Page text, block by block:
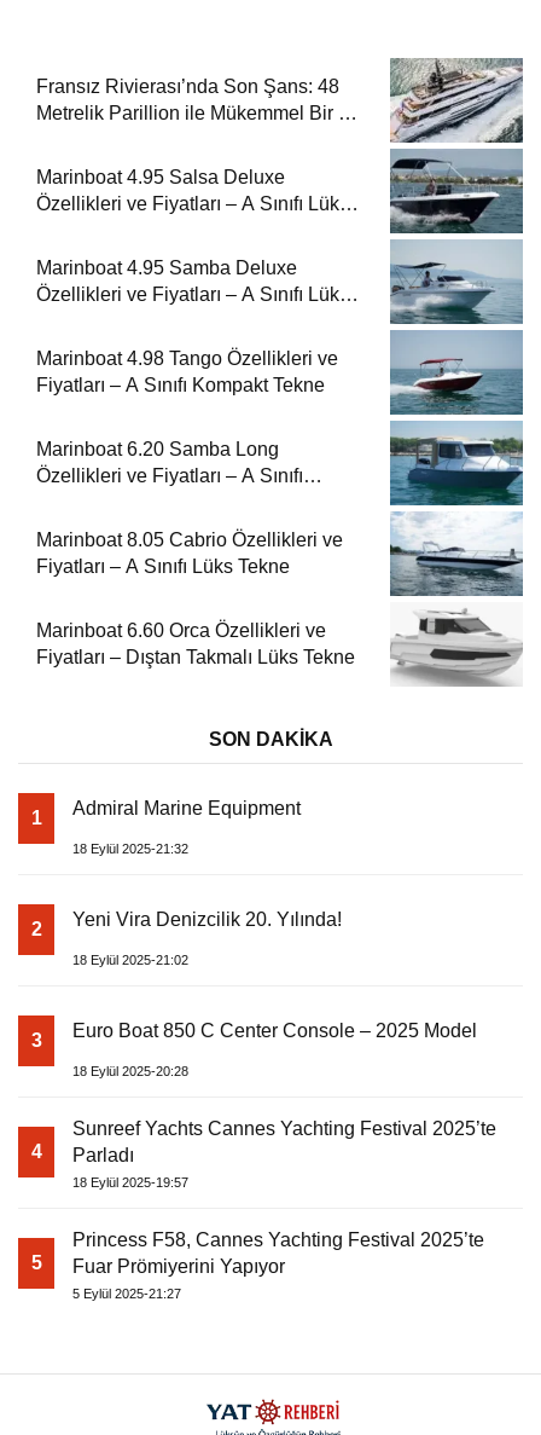
Fransız Rivierası’nda Son Şans: 48
Metrelik Parillion ile Mükemmel Bir Yat
Marinboat 4.95 Salsa Deluxe
Özellikleri ve Fiyatları – A Sınıfı Lüks
Marinboat 4.95 Samba Deluxe
Özellikleri ve Fiyatları – A Sınıfı Lüks
Marinboat 4.98 Tango Özellikleri ve
Fiyatları – A Sınıfı Kompakt Tekne
Marinboat 6.20 Samba Long
Özellikleri ve Fiyatları – A Sınıfı
Marinboat 8.05 Cabrio Özellikleri ve
Fiyatları – A Sınıfı Lüks Tekne
Marinboat 6.60 Orca Özellikleri ve
Fiyatları – Dıştan Takmalı Lüks Tekne
SON DAKİKA
1 Admiral Marine Equipment
18 Eylül 2025-21:32
2 Yeni Vira Denizcilik 20. Yılında!
18 Eylül 2025-21:02
3 Euro Boat 850 C Center Console – 2025 Model
18 Eylül 2025-20:28
4
Sunreef Yachts Cannes Yachting Festival 2025’te
Parladı
18 Eylül 2025-19:57
5
Princess F58, Cannes Yachting Festival 2025’te
Fuar Prömiyerini Yapıyor
5 Eylül 2025-21:27